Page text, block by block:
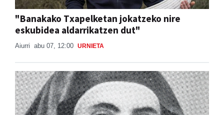
"Banakako Txapelketan jokatzeko nire
eskubidea aldarrikatzen dut"
Aiurri abu 07, 12:00 URNIETA